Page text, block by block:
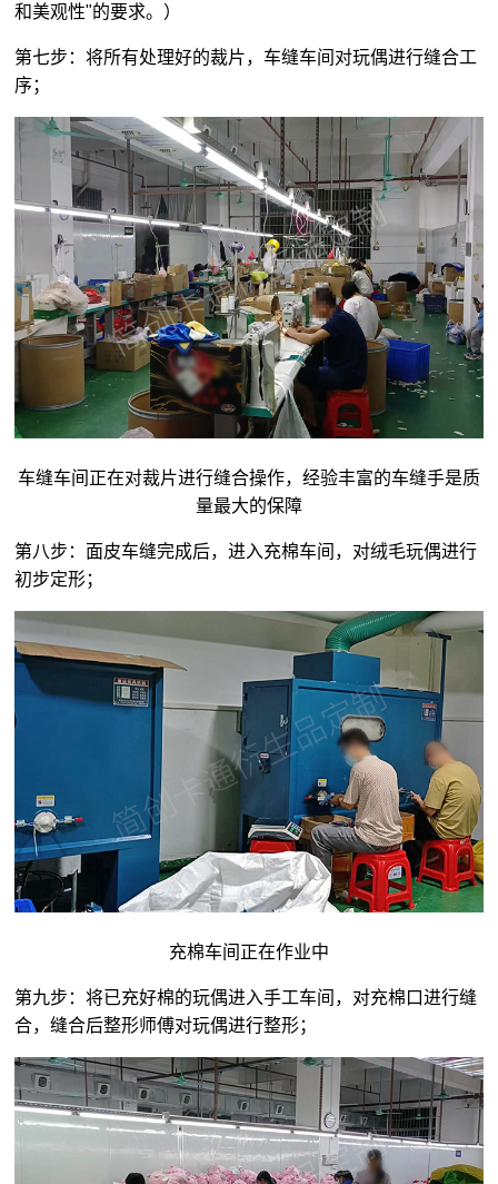
和美观性"的要求。）
第七步：将所有处理好的裁片，车缝车间对玩偶进行缝合工
序；
车缝车间正在对裁片进行缝合操作，经验丰富的车缝手是质
量最大的保障
第八步：面皮车缝完成后，进入充棉车间，对绒毛玩偶进行
初步定形；
充棉车间正在作业中
第九步：将已充好棉的玩偶进入手工车间，对充棉口进行缝
合，缝合后整形师傅对玩偶进行整形；